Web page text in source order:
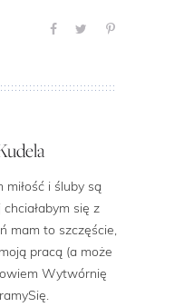
i śluby są
się z
mam to szczęście,
pracą (a może
Wytwórnię